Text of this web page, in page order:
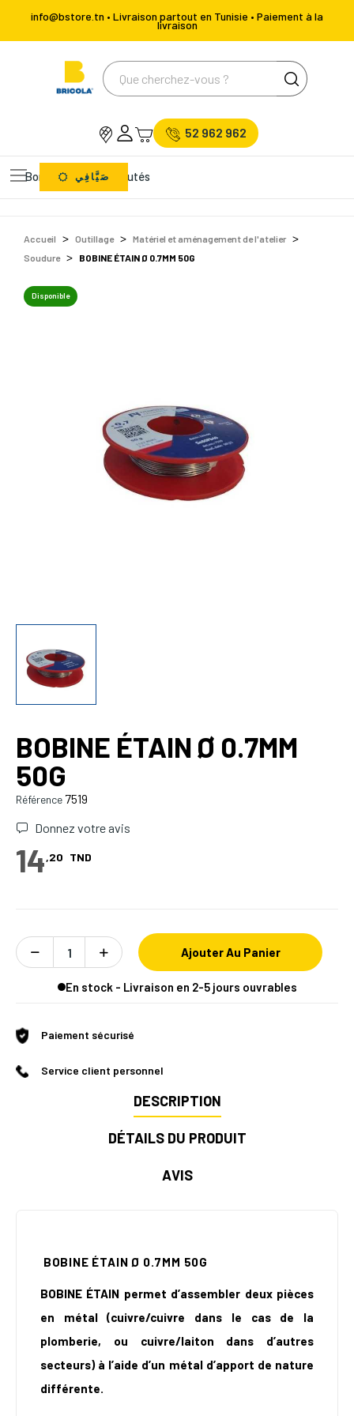
info@bstore.tn • Livraison partout en Tunisie • Paiement à la
livraison
52 962 962
Bons Plans Nouveautés
صَيَّافِي
Accueil Outillage
Matériel et aménagement de l'atelier
Soudure
BOBINE ÉTAIN Ø 0.7MM 50G
Disponible
BOBINE ÉTAIN Ø 0.7MM
50G
Référence 7519
Donnez votre avis
14,20 TND
Ajouter Au Panier
En stock - Livraison en 2-5 jours ouvrables
Paiement sécurisé
Service client personnel
DESCRIPTION
DÉTAILS DU PRODUIT
AVIS
BOBINE ÉTAIN Ø 0.7MM 50G
BOBINE ÉTAIN permet d’assembler deux pièces
en métal (cuivre/cuivre dans le cas de la
plomberie, ou cuivre/laiton dans d’autres
secteurs) à l’aide d’un métal d’apport de nature
différente.